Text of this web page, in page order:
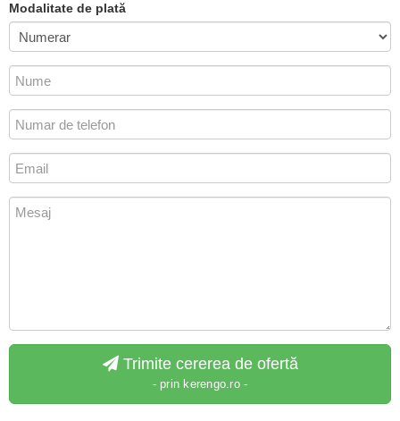
Modalitate de plată
Trimite cererea de ofertă
- prin kerengo.ro -